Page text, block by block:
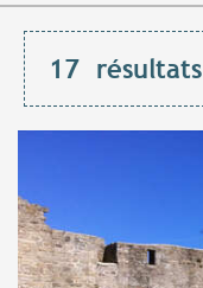
17 résultats